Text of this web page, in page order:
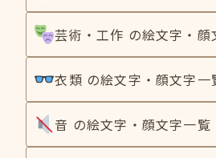
芸術・工作 の絵文字・顔
衣類 の絵文字・顔文字一
音 の絵文字・顔文字一覧